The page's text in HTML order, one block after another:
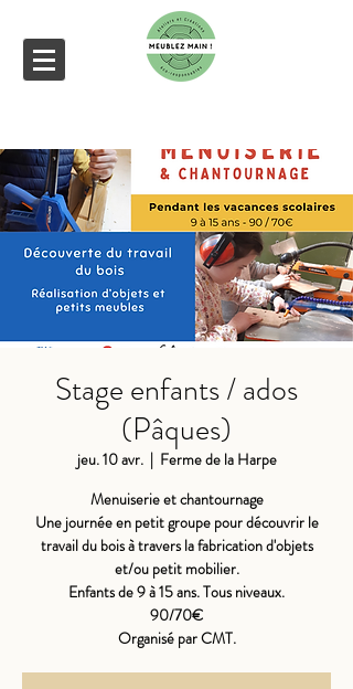
Stage enfants / ados
(Pâques)
jeu. 10 avr.
  |
Ferme de la Harpe
Menuiserie et chantournage
Une journée en petit groupe pour découvrir le
travail du bois à travers la fabrication d'objets
et/ou petit mobilier.
Enfants de 9 à 15 ans. Tous niveaux.
90/70€
Organisé par CMT.